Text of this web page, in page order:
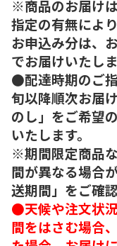
※商品のお届け
指定の有無によ
お申込み分は、
でお届けいたしま
●配達時期のご
旬以降順次お届
のし」をご希望
いたします。
※期間限定商品
間が異なる場合
送期間」をご確
●天候や注文状
間をはさむ場合